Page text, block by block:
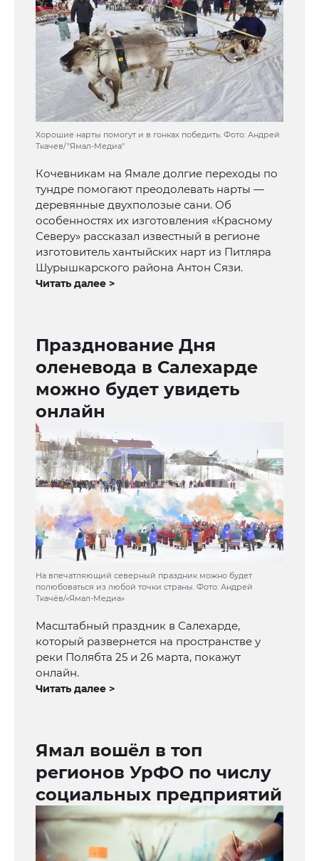
Хорошие нарты помогут и в гонках победить. Фото: Андрей
Ткачев/"Ямал-Медиа"
Кочевникам на Ямале долгие переходы по
тундре помогают преодолевать нарты —
деревянные двухполозые сани. Об
особенностях их изготовления «Красному
Северу» рассказал известный в регионе
изготовитель хантыйских нарт из Питляра
Шурышкарского района Антон Сязи.
Читать далее >
Празднование Дня
оленевода в Салехарде
можно будет увидеть
онлайн
На впечатляющий северный праздник можно будет
полюбоваться из любой точки страны. Фото: Андрей
Ткачёв/«Ямал-Медиа»
Масштабный праздник в Салехарде,
который развернется на пространстве у
реки Полябта 25 и 26 марта, покажут
онлайн.
Читать далее >
Ямал вошёл в топ
регионов УрФО по числу
социальных предприятий